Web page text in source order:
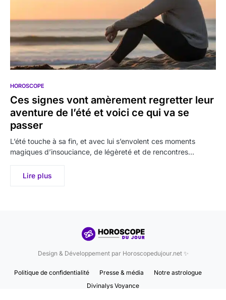
HOROSCOPE
Ces signes vont amèrement regretter leur
aventure de l’été et voici ce qui va se
passer
L’été touche à sa fin, et avec lui s’envolent ces moments
magiques d’insouciance, de légèreté et de rencontres…
Lire plus
Design & Développement par Horoscopedujour.net ✨
Politique de confidentialité Presse & média
Notre astrologue
Divinalys Voyance